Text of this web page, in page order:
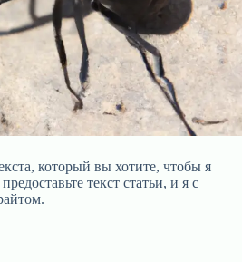
который вы хотите, чтобы я
текст статьи, и я с